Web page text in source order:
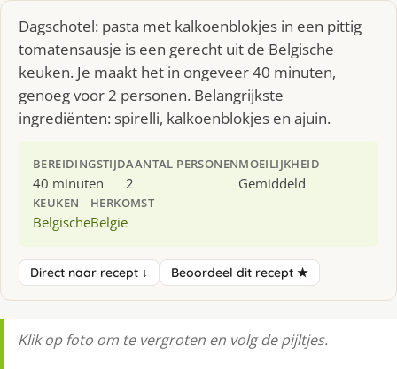
Dagschotel: pasta met kalkoenblokjes in een pittig
tomatensausje is een gerecht uit de Belgische
keuken. Je maakt het in ongeveer 40 minuten,
genoeg voor 2 personen. Belangrijkste
ingrediënten: spirelli, kalkoenblokjes en ajuin.
BEREIDINGSTIJD
40 minuten
AANTAL PERSONEN
2
MOEILIJKHEID
Gemiddeld
KEUKEN
Belgische
HERKOMST
Belgie
Direct naar recept ↓ Beoordeel dit recept ★
Klik op foto om te vergroten en volg de pijltjes.